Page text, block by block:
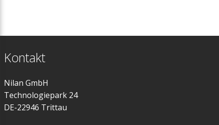
Kontakt
Nilan GmbH
Technologiepark 24
DE-22946 Trittau